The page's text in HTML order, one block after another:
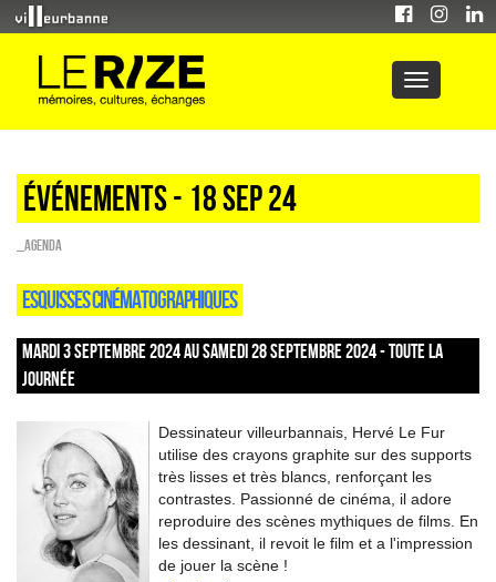
Événements - 18 Sep 24
_Agenda
ESQUISSES CINÉMATOGRAPHIQUES
MARDI 3 SEPTEMBRE 2024 AU SAMEDI 28 SEPTEMBRE 2024 - TOUTE LA
JOURNÉE
Dessinateur villeurbannais, Hervé Le Fur
utilise des crayons graphite sur des supports
très lisses et très blancs, renforçant les
contrastes. Passionné de cinéma, il adore
reproduire des scènes mythiques de films. En
les dessinant, il revoit le film et a l'impression
de jouer la scène !